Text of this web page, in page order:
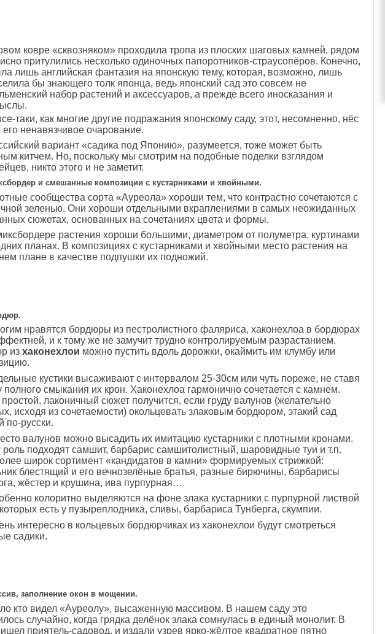
ковре «сквозняком» проходила тропа из плоских шаговых камней, рядом
притулились несколько одиночных папоротников-страусопёров. Конечно,
лишь английская фантазия на японскую тему, которая, возможно, лишь
бы знающего толк японца, ведь японский сад это совсем не
набор растений и аксессуаров, а прежде всего иносказания и
таки, как многие другие подражания японскому саду, этот, несомненно, нёс
его ненавязчивое очарование.
вариант «садика под Японию», разумеется, тоже может быть
китчем. Но, поскольку мы смотрим на подобные поделки взглядом
никто этого и не заметит.
и смешанные композиции с кустарниками и хвойными.
сообщества сорта «Ауреола» хороши тем, что контрастно сочетаются с
зеленью. Они хороши отдельными вкраплениями в самых неожиданных
сюжетах, основанных на сочетаниях цвета и формы.
растения хороши большими, диаметром от полуметра, куртинами
планах. В композициях с кустарниками и хвойными место растения на
плане в качестве подпушки их подножий.
нравятся бордюры из пестролистного фаляриса, хаконехлоа в бордюрах
и к тому же не замучит трудно контролируемым разрастанием.
из хаконехлои можно пустить вдоль дорожки, окаймить им клумбу или
кустики высаживают с интервалом 25-30см или чуть пореже, не ставя
полного смыкания их крон. Хаконехлоа гармонично сочетается с камнем.
лаконичный сюжет получится, если груду валунов (желательно
исходя из сочетаемости) окольцевать злаковым бордюром, этакий сад
по-русски.
валунов можно высадить их имитацию кустарники с плотными кронами.
роль подходят самшит, барбарис самшитолистный, шаровидные туи и т.п.
широк сортимент «кандидатов в камни» формируемых стрижкой:
блестящий и его вечнозелёные братья, разные бирючины, барбарисы
жёстер и крушина, ива пурпурная…
колоритно выделяются на фоне злака кустарники с пурпурной листвой
есть у пузыреплодника, сливы, барбариса Тунберга, скумпии.
интересно в кольцевых бордюрчиках из хаконехлои будут смотреться
садики.
заполнение окон в мощении.
кто видел «Ауреолу», высаженную массивом. В нашем саду это
случайно, когда грядка делёнок злака сомнулась в единый монолит. В
приятель-садовод, и издали узрев ярко-жёлтое квадратное пятно